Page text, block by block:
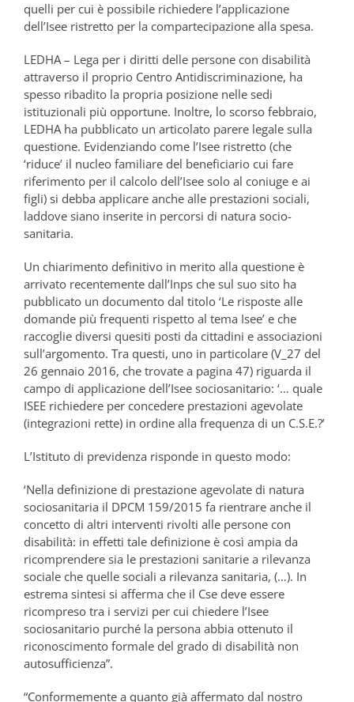
quelli per cui è possibile richiedere l’applicazione
dell’Isee ristretto per la compartecipazione alla spesa.
LEDHA – Lega per i diritti delle persone con disabilità
attraverso il proprio Centro Antidiscriminazione, ha
spesso ribadito la propria posizione nelle sedi
istituzionali più opportune. Inoltre, lo scorso febbraio,
LEDHA ha pubblicato un articolato parere legale sulla
questione. Evidenziando come l’Isee ristretto (che
‘riduce’ il nucleo familiare del beneficiario cui fare
riferimento per il calcolo dell’Isee solo al coniuge e ai
figli) si debba applicare anche alle prestazioni sociali,
laddove siano inserite in percorsi di natura socio-
sanitaria.
Un chiarimento definitivo in merito alla questione è
arrivato recentemente dall’Inps che sul suo sito ha
pubblicato un documento dal titolo ‘Le risposte alle
domande più frequenti rispetto al tema Isee’ e che
raccoglie diversi quesiti posti da cittadini e associazioni
sull’argomento. Tra questi, uno in particolare (V_27 del
26 gennaio 2016, che trovate a pagina 47) riguarda il
campo di applicazione dell’Isee sociosanitario: ‘… quale
ISEE richiedere per concedere prestazioni agevolate
(integrazioni rette) in ordine alla frequenza di un C.S.E.?’
L’Istituto di previdenza risponde in questo modo:
‘Nella definizione di prestazione agevolate di natura
sociosanitaria il DPCM 159/2015 fa rientrare anche il
concetto di altri interventi rivolti alle persone con
disabilità: in effetti tale definizione è così ampia da
ricomprendere sia le prestazioni sanitarie a rilevanza
sociale che quelle sociali a rilevanza sanitaria, (…). In
estrema sintesi si afferma che il Cse deve essere
ricompreso tra i servizi per cui chiedere l’Isee
sociosanitario purché la persona abbia ottenuto il
riconoscimento formale del grado di disabilità non
autosufficienza”.
“Conformemente a quanto già affermato dal nostro